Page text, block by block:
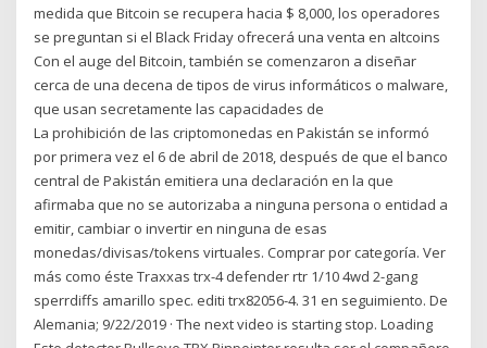
medida que Bitcoin se recupera hacia $ 8,000, los operadores
se preguntan si el Black Friday ofrecerá una venta en altcoins
Con el auge del Bitcoin, también se comenzaron a diseñar
cerca de una decena de tipos de virus informáticos o malware,
que usan secretamente las capacidades de
La prohibición de las criptomonedas en Pakistán se informó
por primera vez el 6 de abril de 2018, después de que el banco
central de Pakistán emitiera una declaración en la que
afirmaba que no se autorizaba a ninguna persona o entidad a
emitir, cambiar o invertir en ninguna de esas
monedas/divisas/tokens virtuales. Comprar por categoría. Ver
más como éste Traxxas trx-4 defender rtr 1/10 4wd 2-gang
sperrdiffs amarillo spec. editi trx82056-4. 31 en seguimiento. De
Alemania; 9/22/2019 · The next video is starting stop. Loading